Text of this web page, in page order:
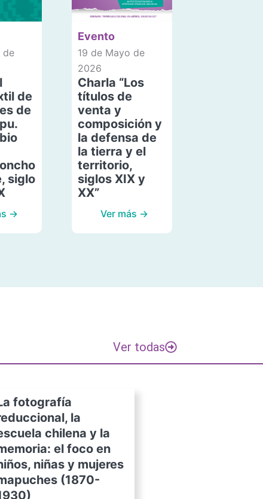
de
de
de
siglo
→
Evento
19 de Mayo de
2026
Charla “Los
títulos de
venta y
composición y
la defensa de
la tierra y el
territorio,
siglos XIX y
XX”
Ver más →
Ver todas
fotografía
la
chilena y la
el foco en
niñas y mujeres
(1870-